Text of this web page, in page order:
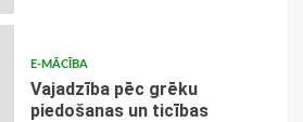
E-MĀCĪBA
Vajadzība pēc grēku
piedošanas un ticības